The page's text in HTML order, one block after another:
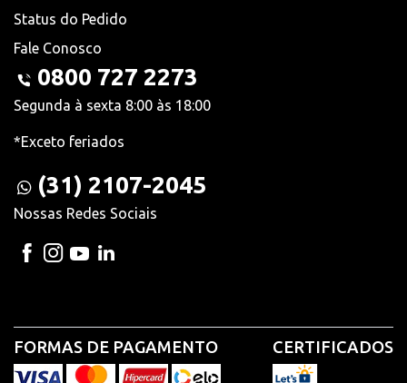
Status do Pedido
Fale Conosco
0800 727 2273
Segunda à sexta 8:00 às 18:00
*Exceto feriados
(31) 2107-2045
Nossas Redes Sociais
FORMAS DE PAGAMENTO CERTIFICADOS